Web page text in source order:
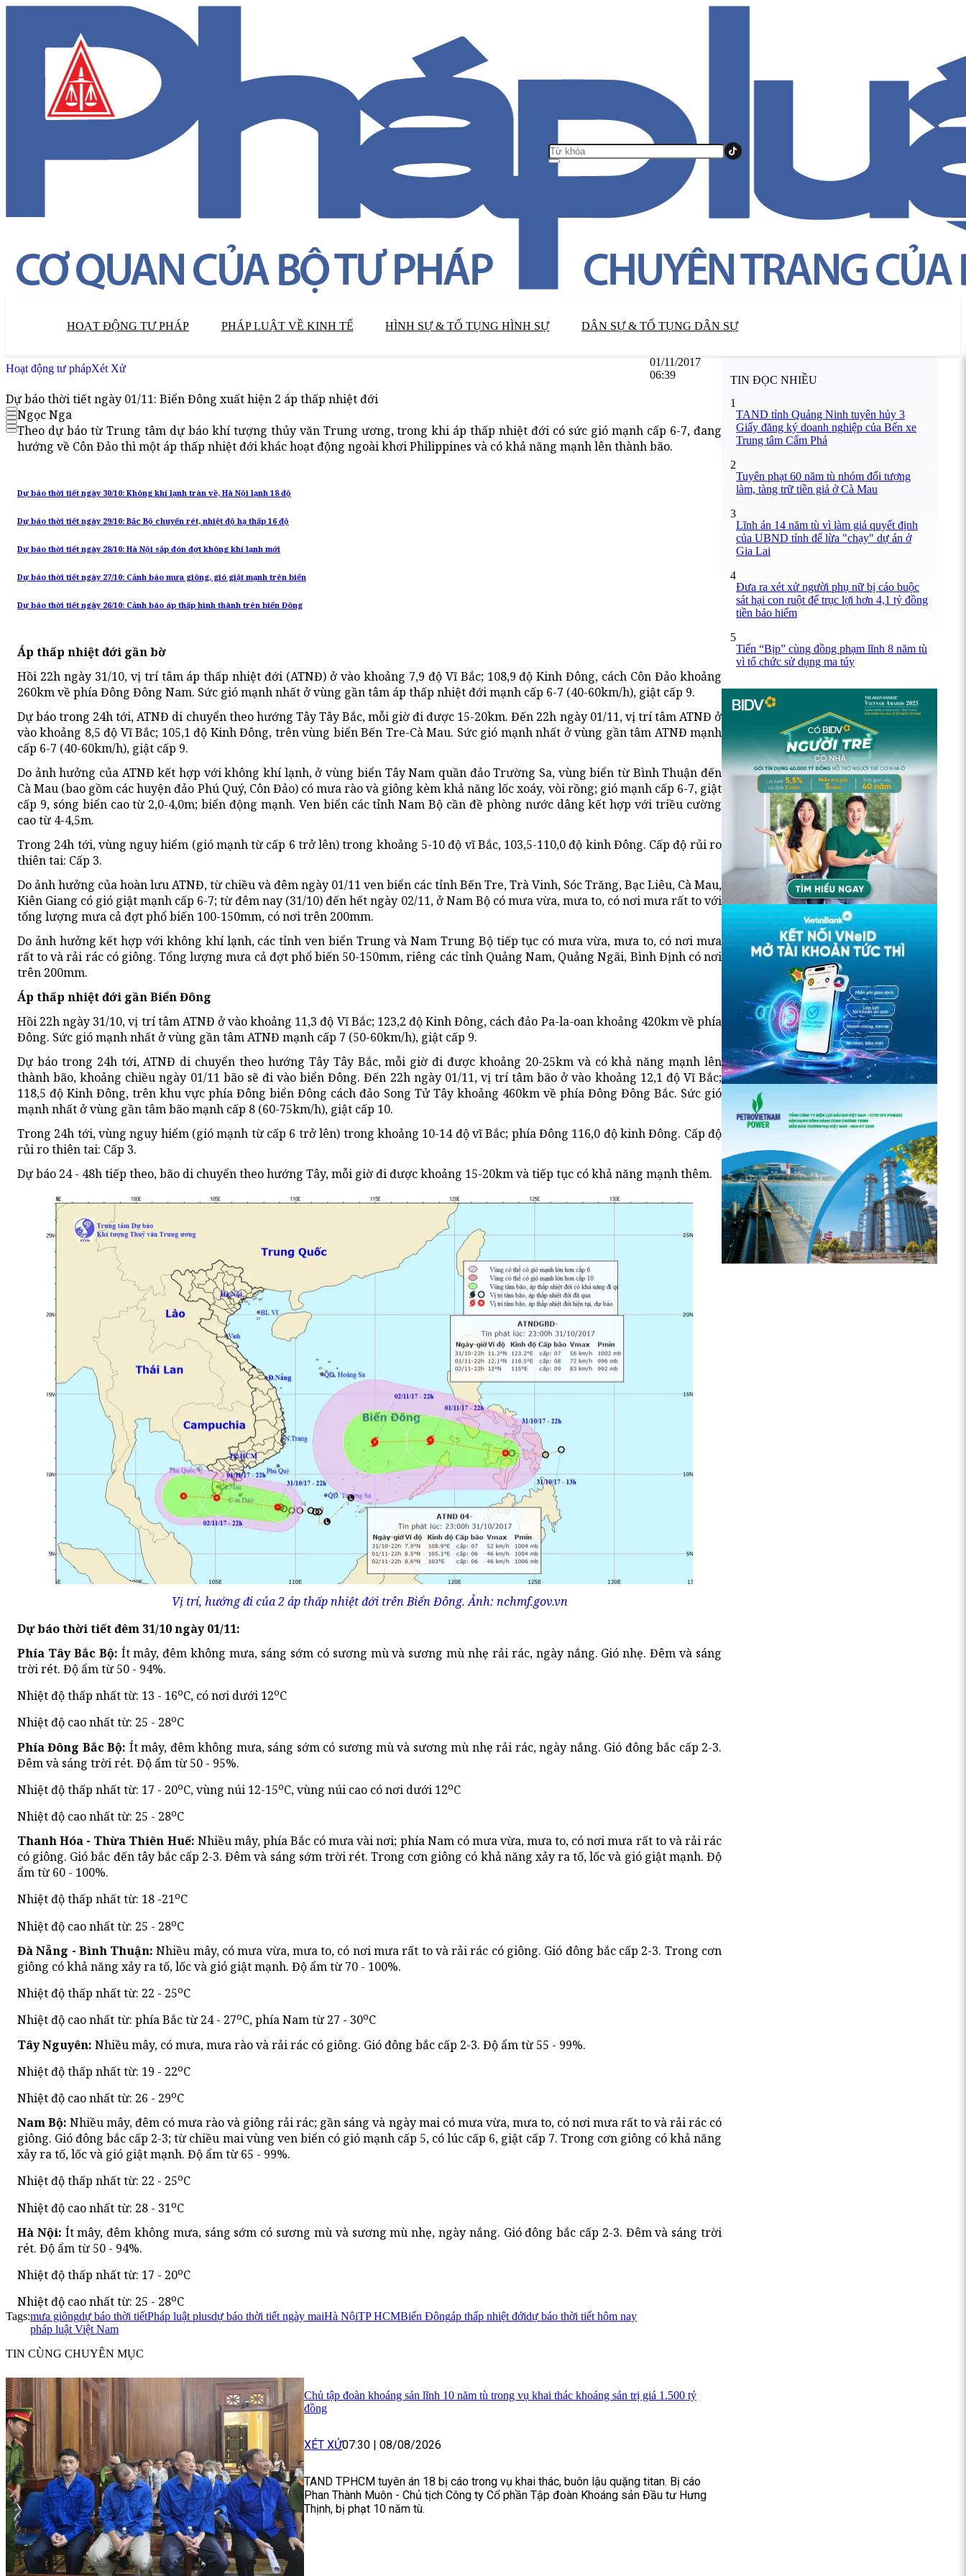
HOẠT ĐỘNG TƯ PHÁP PHÁP LUẬT VỀ KINH TẾ HÌNH SỰ & TỐ TỤNG HÌNH SỰ DÂN SỰ & TỐ TỤNG DÂN SỰ
Hoạt động tư phápXét Xử
01/11/2017
06:39
Dự báo thời tiết ngày 01/11: Biển Đông xuất hiện 2 áp thấp nhiệt đới
Ngọc Nga
Theo dự báo từ Trung tâm dự báo khí tượng thủy văn Trung ương, trong khi áp thấp nhiệt đới có sức gió mạnh cấp 6-7, đang
hướng về Côn Đảo thì một áp thấp nhiệt đới khác hoạt động ngoài khơi Philippines và có khả năng mạnh lên thành bão.
Dự báo thời tiết ngày 30/10: Không khí lạnh tràn về, Hà Nội lạnh 18 độ
Dự báo thời tiết ngày 29/10: Bắc Bộ chuyển rét, nhiệt độ hạ thấp 16 độ
Dự báo thời tiết ngày 28/10: Hà Nội sắp đón đợt không khí lạnh mới
Dự báo thời tiết ngày 27/10: Cảnh báo mưa giông, gió giật mạnh trên biển
Dự báo thời tiết ngày 26/10: Cảnh báo áp thấp hình thành trên biển Đông
Áp thấp nhiệt đới gần bờ
Hồi 22h ngày 31/10, vị trí tâm áp thấp nhiệt đới (ATNĐ) ở vào khoảng 7,9 độ Vĩ Bắc; 108,9 độ Kinh Đông, cách Côn Đảo khoảng
260km về phía Đông Đông Nam. Sức gió mạnh nhất ở vùng gần tâm áp thấp nhiệt đới mạnh cấp 6-7 (40-60km/h), giật cấp 9.
Dự báo trong 24h tới, ATNĐ di chuyển theo hướng Tây Tây Bắc, mỗi giờ đi được 15-20km. Đến 22h ngày 01/11, vị trí tâm ATNĐ ở
vào khoảng 8,5 độ Vĩ Bắc; 105,1 độ Kinh Đông, trên vùng biển Bến Tre-Cà Mau. Sức gió mạnh nhất ở vùng gần tâm ATNĐ mạnh
cấp 6-7 (40-60km/h), giật cấp 9.
Do ảnh hưởng của ATNĐ kết hợp với không khí lạnh, ở vùng biển Tây Nam quần đảo Trường Sa, vùng biển từ Bình Thuận đến
Cà Mau (bao gồm các huyện đảo Phú Quý, Côn Đảo) có mưa rào và giông kèm khả năng lốc xoáy, vòi rồng; gió mạnh cấp 6-7, giật
cấp 9, sóng biển cao từ 2,0-4,0m; biển động mạnh. Ven biển các tỉnh Nam Bộ cần đề phòng nước dâng kết hợp với triều cường
cao từ 4-4,5m.
Trong 24h tới, vùng nguy hiểm (gió mạnh từ cấp 6 trở lên) trong khoảng 5-10 độ vĩ Bắc, 103,5-110,0 độ kinh Đông. Cấp độ rủi ro
thiên tai: Cấp 3.
Do ảnh hưởng của hoàn lưu ATNĐ, từ chiều và đêm ngày 01/11 ven biển các tỉnh Bến Tre, Trà Vinh, Sóc Trăng, Bạc Liêu, Cà Mau,
Kiên Giang có gió giật mạnh cấp 6-7; từ đêm nay (31/10) đến hết ngày 02/11, ở Nam Bộ có mưa vừa, mưa to, có nơi mưa rất to với
tổng lượng mưa cả đợt phổ biến 100-150mm, có nơi trên 200mm.
Do ảnh hưởng kết hợp với không khí lạnh, các tỉnh ven biển Trung và Nam Trung Bộ tiếp tục có mưa vừa, mưa to, có nơi mưa
rất to và rải rác có giông. Tổng lượng mưa cả đợt phổ biến 50-150mm, riêng các tỉnh Quảng Nam, Quảng Ngãi, Bình Định có nơi
trên 200mm.
Áp thấp nhiệt đới gần Biển Đông
Hồi 22h ngày 31/10, vị trí tâm ATNĐ ở vào khoảng 11,3 độ Vĩ Bắc; 123,2 độ Kinh Đông, cách đảo Pa-la-oan khoảng 420km về phía
Đông. Sức gió mạnh nhất ở vùng gần tâm ATNĐ mạnh cấp 7 (50-60km/h), giật cấp 9.
Dự báo trong 24h tới, ATNĐ di chuyển theo hướng Tây Tây Bắc, mỗi giờ đi được khoảng 20-25km và có khả năng mạnh lên
thành bão, khoảng chiều ngày 01/11 bão sẽ đi vào biển Đông. Đến 22h ngày 01/11, vị trí tâm bão ở vào khoảng 12,1 độ Vĩ Bắc;
118,5 độ Kinh Đông, trên khu vực phía Đông biển Đông cách đảo Song Tử Tây khoảng 460km về phía Đông Đông Bắc. Sức gió
mạnh nhất ở vùng gần tâm bão mạnh cấp 8 (60-75km/h), giật cấp 10.
Trong 24h tới, vùng nguy hiểm (gió mạnh từ cấp 6 trở lên) trong khoảng 10-14 độ vĩ Bắc; phía Đông 116,0 độ kinh Đông. Cấp độ
rủi ro thiên tai: Cấp 3.
Dự báo 24 - 48h tiếp theo, bão di chuyển theo hướng Tây, mỗi giờ đi được khoảng 15-20km và tiếp tục có khả năng mạnh thêm.
Vị trí, hướng đi của 2 áp thấp nhiệt đới trên Biển Đông. Ảnh: nchmf.gov.vn
Dự báo thời tiết đêm 31/10 ngày 01/11:
Phía Tây Bắc Bộ: Ít mây, đêm không mưa, sáng sớm có sương mù và sương mù nhẹ rải rác, ngày nắng. Gió nhẹ. Đêm và sáng
trời rét. Độ ẩm từ 50 - 94%.
Nhiệt độ thấp nhất từ: 13 - 16oC, có nơi dưới 12oC
Nhiệt độ cao nhất từ: 25 - 28oC
Phía Đông Bắc Bộ: Ít mây, đêm không mưa, sáng sớm có sương mù và sương mù nhẹ rải rác, ngày nắng. Gió đông bắc cấp 2-3.
Đêm và sáng trời rét. Độ ẩm từ 50 - 95%.
Nhiệt độ thấp nhất từ: 17 - 20oC, vùng núi 12-15oC, vùng núi cao có nơi dưới 12oC
Nhiệt độ cao nhất từ: 25 - 28oC
Thanh Hóa - Thừa Thiên Huế: Nhiều mây, phía Bắc có mưa vài nơi; phía Nam có mưa vừa, mưa to, có nơi mưa rất to và rải rác
có giông. Gió bắc đến tây bắc cấp 2-3. Đêm và sáng sớm trời rét. Trong cơn giông có khả năng xảy ra tố, lốc và gió giật mạnh. Độ
ẩm từ 60 - 100%.
Nhiệt độ thấp nhất từ: 18 -21oC
Nhiệt độ cao nhất từ: 25 - 28oC
Đà Nẵng - Bình Thuận:Nhiều mây, có mưa vừa, mưa to, có nơi mưa rất to và rải rác có giông. Gió đông bắc cấp 2-3. Trong cơn
giông có khả năng xảy ra tố, lốc và gió giật mạnh. Độ ẩm từ 70 - 100%.
Nhiệt độ thấp nhất từ: 22 - 25oC
Nhiệt độ cao nhất từ: phía Bắc từ 24 - 27oC, phía Nam từ 27 - 30oC
Tây Nguyên: Nhiều mây, có mưa, mưa rào và rải rác có giông. Gió đông bắc cấp 2-3. Độ ẩm từ 55 - 99%.
Nhiệt độ thấp nhất từ: 19 - 22oC
Nhiệt độ cao nhất từ: 26 - 29oC
Nam Bộ:Nhiều mây, đêm có mưa rào và giông rải rác; gần sáng và ngày mai có mưa vừa, mưa to, có nơi mưa rất to và rải rác có
giông. Gió đông bắc cấp 2-3; từ chiều mai vùng ven biển có gió mạnh cấp 5, có lúc cấp 6, giật cấp 7. Trong cơn giông có khả năng
xảy ra tố, lốc và gió giật mạnh. Độ ẩm từ 65 - 99%.
Nhiệt độ thấp nhất từ: 22 - 25oC
Nhiệt độ cao nhất từ: 28 - 31oC
Hà Nội: Ít mây, đêm không mưa, sáng sớm có sương mù và sương mù nhẹ, ngày nắng. Gió đông bắc cấp 2-3. Đêm và sáng trời
rét. Độ ẩm từ 50 - 94%.
Nhiệt độ thấp nhất từ: 17 - 20oC
Nhiệt độ cao nhất từ: 25 - 28oC
Tags:mưa giôngdự báo thời tiếtPháp luật plusdự báo thời tiết ngày maiHà NộiTP HCMBiển Đôngáp thấp nhiệt đớidự báo thời tiết hôm nay
pháp luật Việt Nam
TIN CÙNG CHUYÊN MỤC
Chủ tập đoàn khoáng sản lĩnh 10 năm tù trong vụ khai thác khoáng sản trị giá 1.500 tỷ
đồng
XÉT XỬ07:30 | 08/08/2026
TAND TPHCM tuyên án 18 bị cáo trong vụ khai thác, buôn lậu quặng titan. Bị cáo
Phan Thành Muôn - Chủ tịch Công ty Cổ phần Tập đoàn Khoáng sản Đầu tư Hưng
Thịnh, bị phạt 10 năm tù.
TIN ĐỌC NHIỀU
1
TAND tỉnh Quảng Ninh tuyên hủy 3
Giấy đăng ký doanh nghiệp của Bến xe
Trung tâm Cẩm Phả
2
Tuyên phạt 60 năm tù nhóm đối tượng
làm, tàng trữ tiền giả ở Cà Mau
3
Lĩnh án 14 năm tù vì làm giả quyết định
của UBND tỉnh để lừa "chạy" dự án ở
Gia Lai
4
Đưa ra xét xử người phụ nữ bị cáo buộc
sát hại con ruột để trục lợi hơn 4,1 tỷ đồng
tiền bảo hiểm
5
Tiến “Bịp” cùng đồng phạm lĩnh 8 năm tù
vì tổ chức sử dụng ma túy